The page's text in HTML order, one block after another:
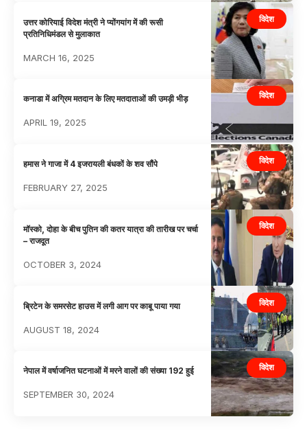
विदेश
उत्तर कोरियाई विदेश मंत्री ने प्योंगयांग में की रूसी
प्रतिनिधिमंडल से मुलाकात
MARCH 16, 2025
विदेश
कनाडा में अग्रिम मतदान के लिए मतदाताओं की उमड़ी भीड़
APRIL 19, 2025
विदेश
हमास ने गाजा में 4 इजरायली बंधकों के शव सौंपे
FEBRUARY 27, 2025
विदेश
मॉस्को, दोहा के बीच पुतिन की कतर यात्रा की तारीख पर चर्चा
– राजदूत
OCTOBER 3, 2024
विदेश
ब्रिटेन के समरसेट हाउस में लगी आग पर काबू पाया गया
AUGUST 18, 2024
विदेश
नेपाल में वर्षाजनित घटनाओं में मरने वालों की संख्या 192 हुई
SEPTEMBER 30, 2024